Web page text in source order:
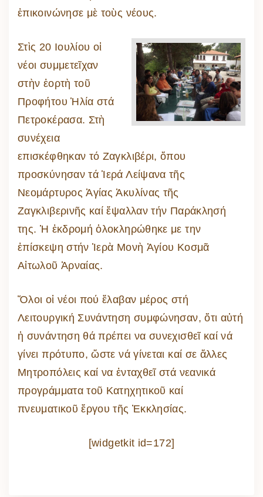
ἐπικοινώνησε μὲ τοὺς νέους.
Στὶς 20 Ιουλίου οἱ
νέοι συμμετεῖχαν
στὴν ἑορτὴ τοῦ
Προφήτου Ἡλία στά
Πετροκέρασα. Στὴ
συνέχεια
επισκέφθηκαν τό Ζαγκλιβέρι, ὅπου
προσκύνησαν τά Ἱερά Λείψανα τῆς
Νεομάρτυρος Ἁγίας Ἀκυλίνας τῆς
Ζαγκλιβερινῆς καί ἔψαλλαν τήν Παράκλησή
της. Ἡ ἐκδρομή ὁλοκληρώθηκε με την
ἐπίσκεψη στήν Ἱερὰ Μονὴ Ἁγίου Κοσμᾶ
Αἰτωλοῦ Ἀρναίας.
Ὅλοι οἱ νέοι πού ἔλαβαν μέρος στή
Λειτουργική Συνάντηση συμφώνησαν, ὅτι αὐτή
ἡ συνάντηση θά πρέπει να συνεχισθεῖ καί νά
γίνει πρότυπο, ὥστε νά γίνεται καί σε ἄλλες
Μητροπόλεις καί να ἐνταχθεῖ στά νεανικά
προγράμματα τοῦ Κατηχητικοῦ καί
πνευματικοῦ ἔργου τῆς Ἐκκλησίας.
[widgetkit id=172]